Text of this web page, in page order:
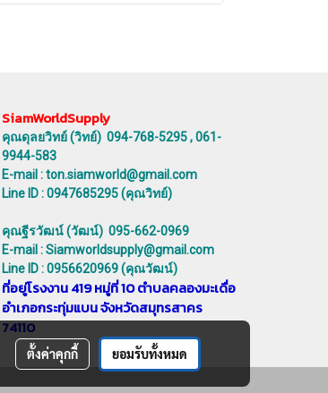
SiamWorldSupply
คุณดุลยวิทย์ (วิทย์) 094-768-5295 , 061-
9944-583
E-mail : ton.siamworld@gmail.com
Line ID : 0947685295 (คุณวิทย์)
คุณฐีรวัฒน์ (วัฒน์) 095-662-0969
E-mail : Siamworldsupply@gmail.com
Line ID : 0956620969 (คุณวัฒน์)
ที่อยู่โรงงาน 419 หมู่ที่ 10 ตำบลคลองมะเดื่อ
อำเภอกระทุ่มแบน จังหวัดสมุทรสาคร
74110
ตั้งค่าคุกกี้ ยอมรับทั้งหมด